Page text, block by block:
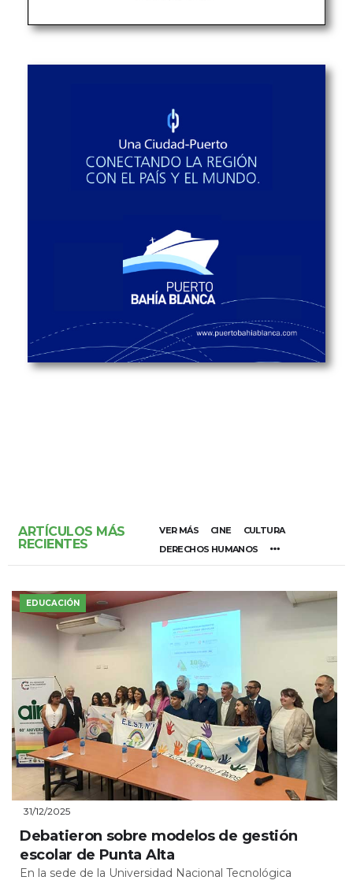
ARTÍCULOS MÁS
RECIENTES
VER MÁS CINE
CULTURA
DERECHOS HUMANOS
EDUCACIÓN
31/12/2025
Debatieron sobre modelos de gestión
escolar de Punta Alta
En la sede de la Universidad Nacional Tecnológica